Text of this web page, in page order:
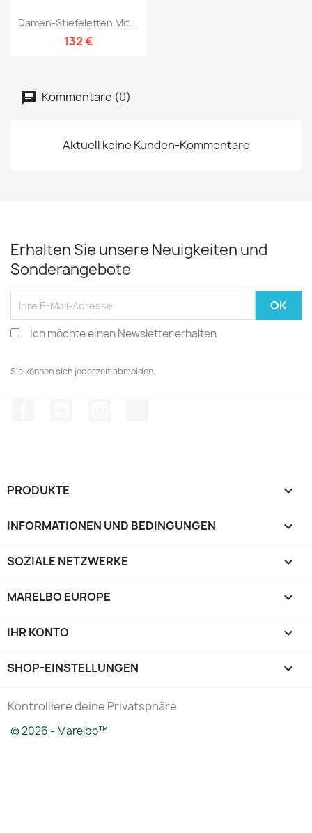
Damen-Stiefeletten Mit...
132 €
Kommentare (0)
Aktuell keine Kunden-Kommentare
Erhalten Sie unsere Neuigkeiten und
Sonderangebote
Ich möchte einen Newsletter erhalten
Sie können sich jederzeit abmelden.
PRODUKTE 
INFORMATIONEN UND BEDINGUNGEN 
SOZIALE NETZWERKE 
MARELBO EUROPE 
IHR KONTO 
SHOP-EINSTELLUNGEN keyboard_arrow_down
Kontrolliere deine Privatsphäre
© 2026 - Marelbo™